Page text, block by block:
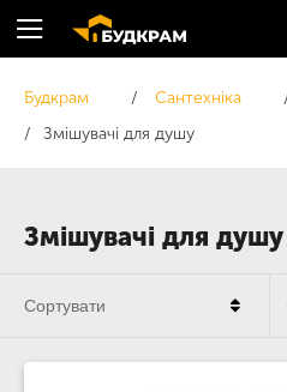
Змішувачі для душу
Будкрам Сантехніка
Змішувачі для душу
Сортувати